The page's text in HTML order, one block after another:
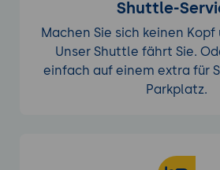
Shuttle-
Machen Sie sich keinen Kopf
Unser Shuttle fährt Sie.
einfach auf einem extra für
Parkplatz.